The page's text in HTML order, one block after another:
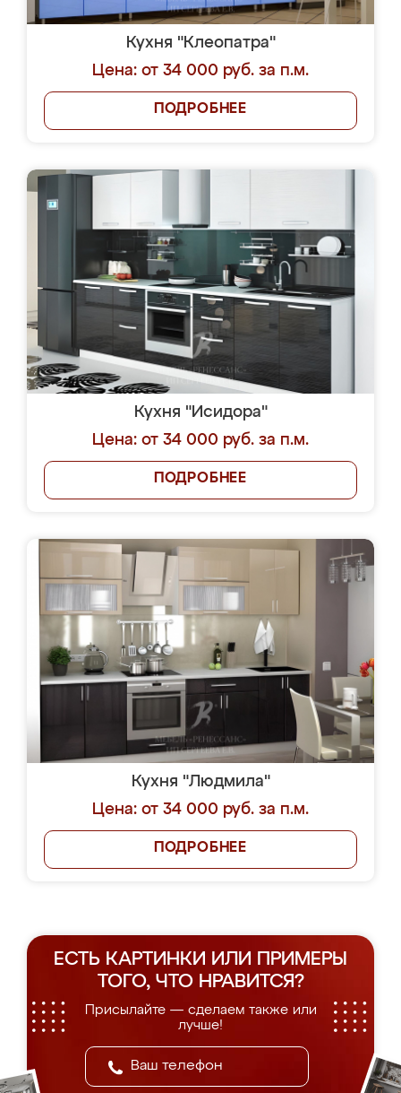
Кухня "Клеопатра"
Цена: от 34 000 руб. за п.м.
ПОДРОБНЕЕ
Кухня "Исидора"
Цена: от 34 000 руб. за п.м.
ПОДРОБНЕЕ
Кухня "Людмила"
Цена: от 34 000 руб. за п.м.
ПОДРОБНЕЕ
ЕСТЬ КАРТИНКИ ИЛИ ПРИМЕРЫ
ТОГО, ЧТО НРАВИТСЯ?
Присылайте — сделаем также или
лучше!